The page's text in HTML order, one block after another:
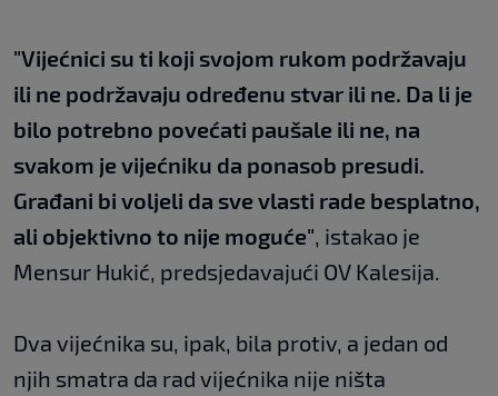
"Vijećnici su ti koji svojom rukom podržavaju
ili ne podržavaju određenu stvar ili ne. Da li je
bilo potrebno povećati paušale ili ne, na
svakom je vijećniku da ponasob presudi.
Građani bi voljeli da sve vlasti rade besplatno,
ali objektivno to nije moguće", istakao je
Mensur Hukić, predsjedavajući OV Kalesija.
Dva vijećnika su, ipak, bila protiv, a jedan od
njih smatra da rad vijećnika nije ništa